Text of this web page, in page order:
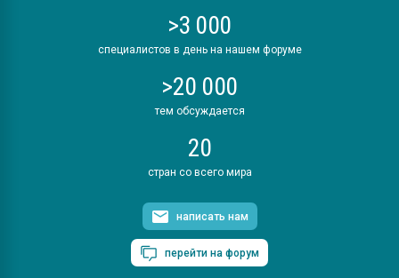
>3 000
специалистов в день на нашем форуме
>20 000
тем обсуждается
20
стран со всего мира
написать нам
перейти на форум